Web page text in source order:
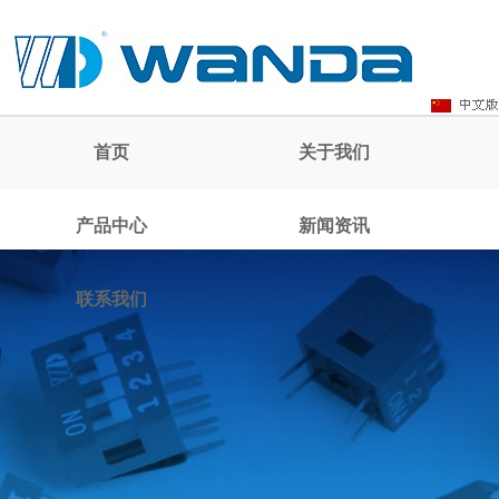
首页 关于我们
产品中心 新闻资讯
联系我们